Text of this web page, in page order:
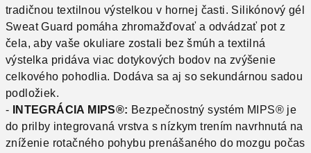
tradičnou textilnou výstelkou v hornej časti. Silikónový gél
Sweat Guard pomáha zhromažďovať a odvádzať pot z
čela, aby vaše okuliare zostali bez šmúh a textilná
výstelka pridáva viac dotykových bodov na zvýšenie
celkového pohodlia. Dodáva sa aj so sekundárnou sadou
podložiek.
-
INTEGRÁCIA MIPS®: Bezpečnostný systém MIPS® je
do prilby integrovaná vrstva s nízkym trením navrhnutá na
zníženie rotačného pohybu prenášaného do mozgu počas